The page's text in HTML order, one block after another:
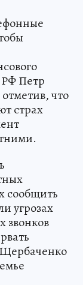
РФ Петр
что
страх
сообщить
угрозах
звонков